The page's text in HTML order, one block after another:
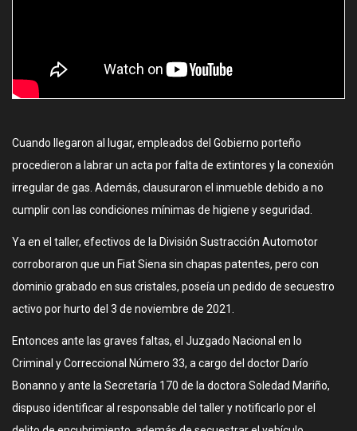
Cuando llegaron al lugar, empleados del Gobierno porteño
procedieron a labrar un acta por falta de extintores y la conexión
irregular de gas. Además, clausuraron el inmueble debido a no
cumplir con las condiciones mínimas de higiene y seguridad.
Ya en el taller, efectivos de la División Sustracción Automotor
corroboraron que un Fiat Siena sin chapas patentes, pero con
dominio grabado en sus cristales, poseía un pedido de secuestro
activo por hurto del 3 de noviembre de 2021.
Entonces ante las graves faltas, el Juzgado Nacional en lo
Criminal y Correccional Número 33, a cargo del doctor Darío
Bonanno y ante la Secretaría 170 de la doctora Soledad Mariño,
dispuso identificar al responsable del taller y notificarlo por el